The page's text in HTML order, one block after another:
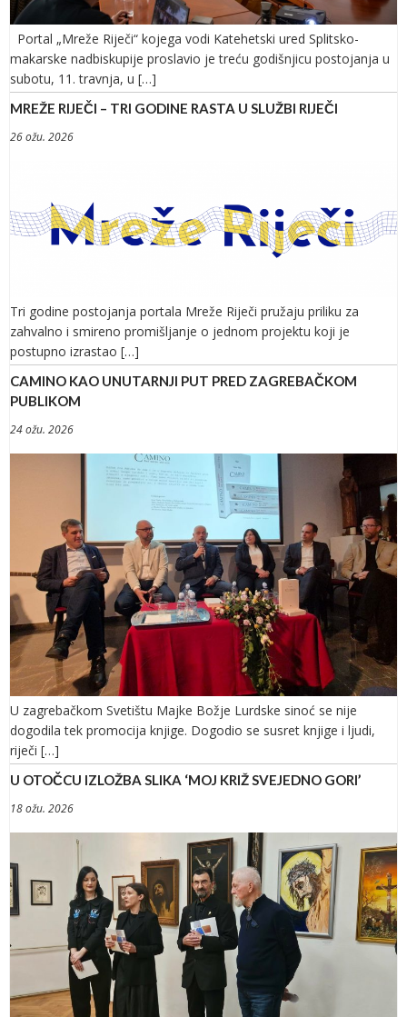
Portal „Mreže Riječi“ kojega vodi Katehetski ured Splitsko-
makarske nadbiskupije proslavio je treću godišnjicu postojanja u
subotu, 11. travnja, u […]
MREŽE RIJEČI – TRI GODINE RASTA U SLUŽBI RIJEČI
26 ožu. 2026
Tri godine postojanja portala Mreže Riječi pružaju priliku za
zahvalno i smireno promišljanje o jednom projektu koji je
postupno izrastao […]
CAMINO KAO UNUTARNJI PUT PRED ZAGREBAČKOM
PUBLIKOM
24 ožu. 2026
U zagrebačkom Svetištu Majke Božje Lurdske sinoć se nije
dogodila tek promocija knjige. Dogodio se susret knjige i ljudi,
riječi […]
U OTOČCU IZLOŽBA SLIKA ‘MOJ KRIŽ SVEJEDNO GORI’
18 ožu. 2026